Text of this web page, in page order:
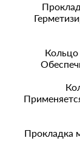
Кольцо
Прокладка